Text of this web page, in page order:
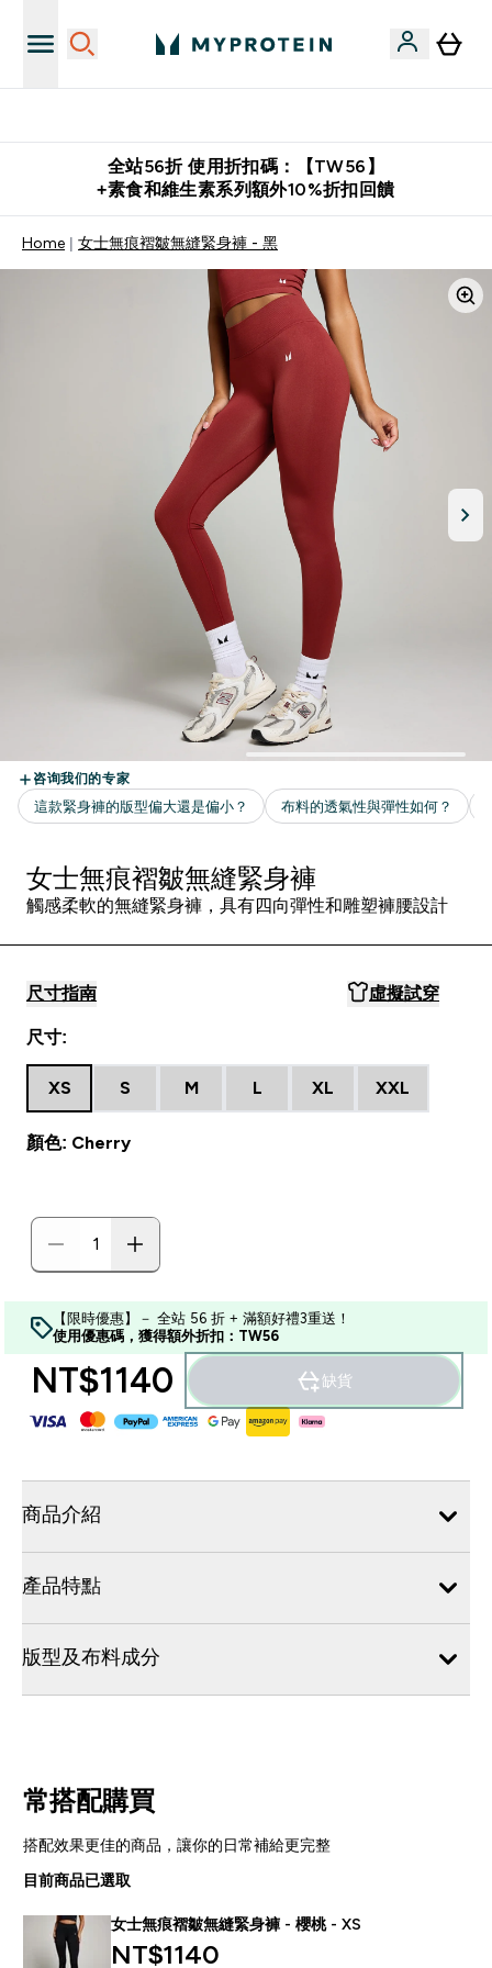
全站56折 使用折扣碼：【TW56】
+素食和維生素系列額外10%折扣回饋
Home 女士無痕褶皺無縫緊身褲 - 黑
女士無痕褶皺無縫緊身褲
觸感柔軟的無縫緊身褲，具有四向彈性和雕塑褲腰設計
尺寸指南 虛擬試穿
尺寸:
XS S M L XL XXL
顏色: Cherry
【限時優惠】－ 全站 56 折 + 滿額好禮3重送！
使用優惠碼，獲得額外折扣：TW56
NT$1140‎ 缺貨
商品介紹
產品特點
版型及布料成分
常搭配購買
搭配效果更佳的商品，讓你的日常補給更完整
目前商品已選取
女士無痕褶皺無縫緊身褲 - 櫻桃 - XS
NT$1140‎